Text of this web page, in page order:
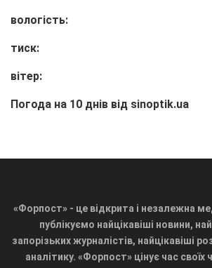
вологість:
тиск:
вітер:
Погода на 10 днів від sinoptik.ua
«Форпост» - це відкрита і незалежна
публікуємо найцікавіші новини,
запорізьких журналістів, найцікавіші
аналітику. «Форпост» цінує час своїх